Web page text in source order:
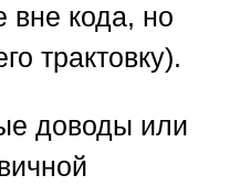
вне кода, но
трактовку).
доводы или